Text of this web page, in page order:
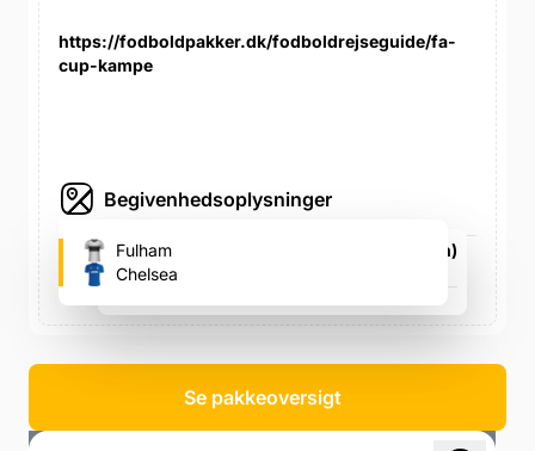
https://fodboldpakker.dk/fodboldrejseguide/fa-
cup-kampe
Begivenhedsoplysninger
Craven Cottage (Fulham's fodboldstadion)
Stevenage Road, Stevenage Road
Fulham
Chelsea
Se pakkeoversigt